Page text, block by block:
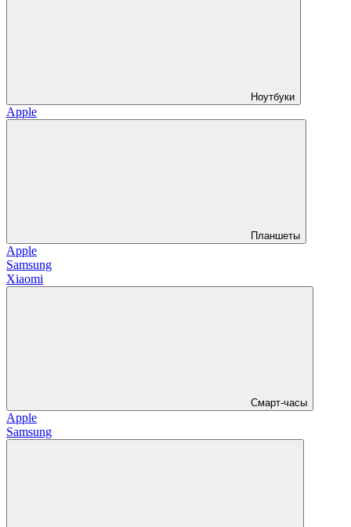
Ноутбуки
Apple
Планшеты
Apple
Samsung
Xiaomi
Смарт-часы
Apple
Samsung